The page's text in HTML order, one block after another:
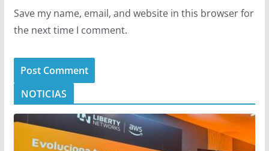
Save my name, email, and website in this browser for
the next time I comment.
NOTICIAS